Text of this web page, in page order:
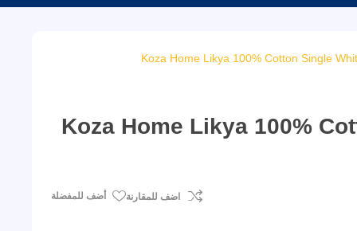
Koza Home Likya 100% Cotton Single
Koza Home Likya 100%
اضف للمقارنة أضف للمفضلة